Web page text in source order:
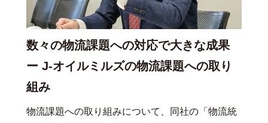
数々の物流課題への対応で大きな成果
ー J-オイルミルズの物流課題への取り
組み
物流課題への取り組みについて、同社の「物流統